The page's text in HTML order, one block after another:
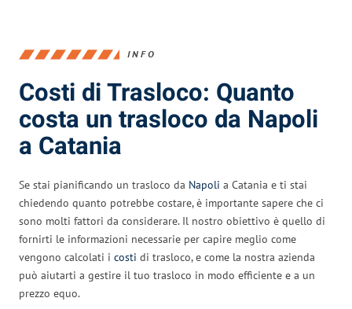
INFO
Costi di Trasloco: Quanto
costa un trasloco da Napoli
a Catania
Se stai pianificando un trasloco da Napoli a Catania e ti stai
chiedendo quanto potrebbe costare, è importante sapere che ci
sono molti fattori da considerare. Il nostro obiettivo è quello di
fornirti le informazioni necessarie per capire meglio come
vengono calcolati i costi di trasloco, e come la nostra azienda
può aiutarti a gestire il tuo trasloco in modo efficiente e a un
prezzo equo.